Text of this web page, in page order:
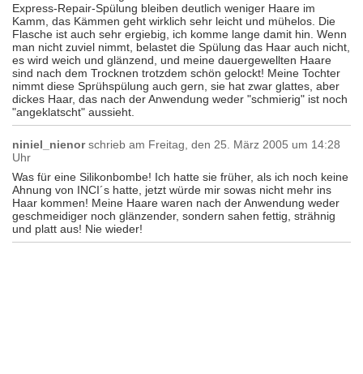
Express-Repair-Spülung bleiben deutlich weniger Haare im
Kamm, das Kämmen geht wirklich sehr leicht und mühelos. Die
Flasche ist auch sehr ergiebig, ich komme lange damit hin. Wenn
man nicht zuviel nimmt, belastet die Spülung das Haar auch nicht,
es wird weich und glänzend, und meine dauergewellten Haare
sind nach dem Trocknen trotzdem schön gelockt! Meine Tochter
nimmt diese Sprühspülung auch gern, sie hat zwar glattes, aber
dickes Haar, das nach der Anwendung weder "schmierig" ist noch
"angeklatscht" aussieht.
niniel_nienor schrieb am Freitag, den 25. März 2005 um 14:28
Uhr
Was für eine Silikonbombe! Ich hatte sie früher, als ich noch keine
Ahnung von INCI´s hatte, jetzt würde mir sowas nicht mehr ins
Haar kommen! Meine Haare waren nach der Anwendung weder
geschmeidiger noch glänzender, sondern sahen fettig, strähnig
und platt aus! Nie wieder!